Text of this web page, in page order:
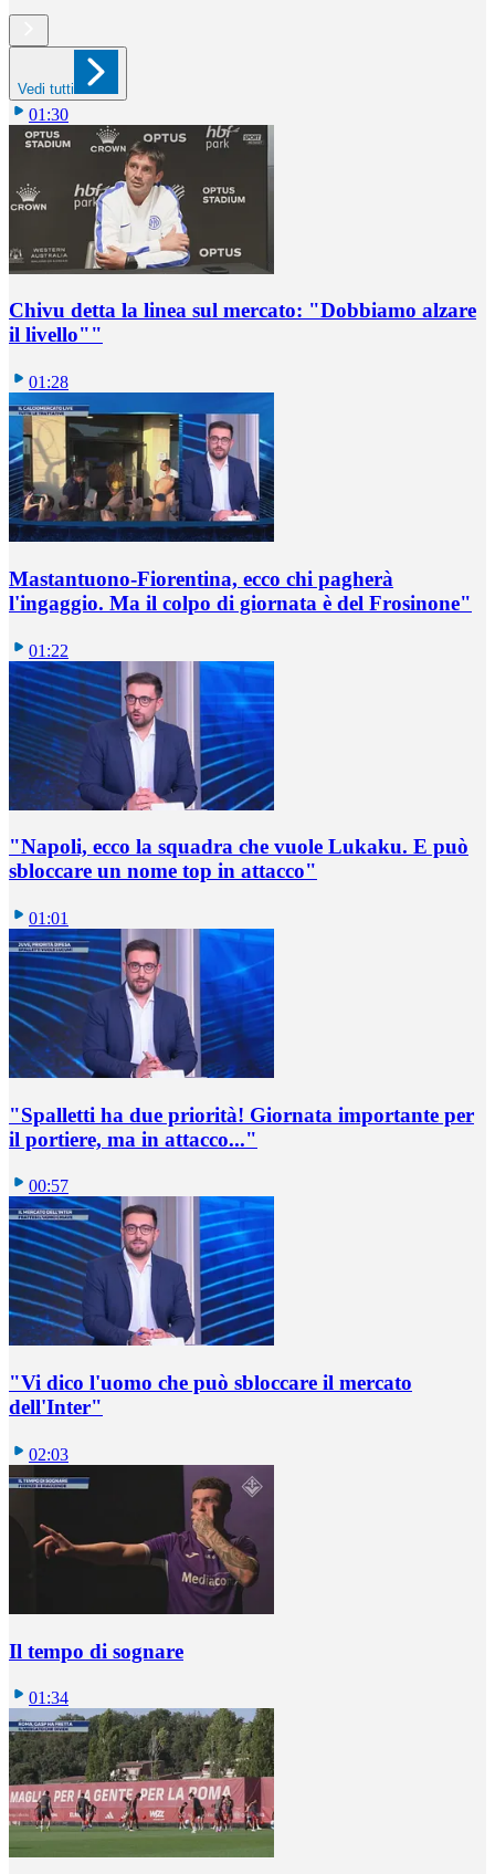
Vedi tutti
01:30
Chivu detta la linea sul mercato: "Dobbiamo alzare
il livello""
01:28
Mastantuono-Fiorentina, ecco chi pagherà
l'ingaggio. Ma il colpo di giornata è del Frosinone"
01:22
"Napoli, ecco la squadra che vuole Lukaku. E può
sbloccare un nome top in attacco"
01:01
"Spalletti ha due priorità! Giornata importante per
il portiere, ma in attacco..."
00:57
"Vi dico l'uomo che può sbloccare il mercato
dell'Inter"
02:03
Il tempo di sognare
01:34